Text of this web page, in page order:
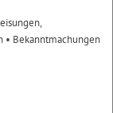
• Bekanntmachungen